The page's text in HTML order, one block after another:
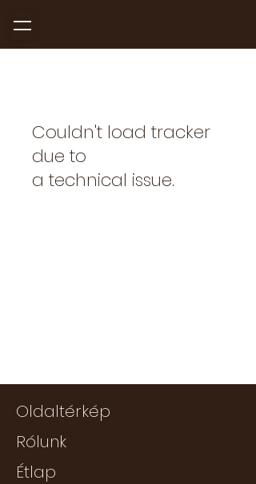
Couldn't load tracker
due to
a technical issue.
Oldaltérkép
Rólunk
Étlap